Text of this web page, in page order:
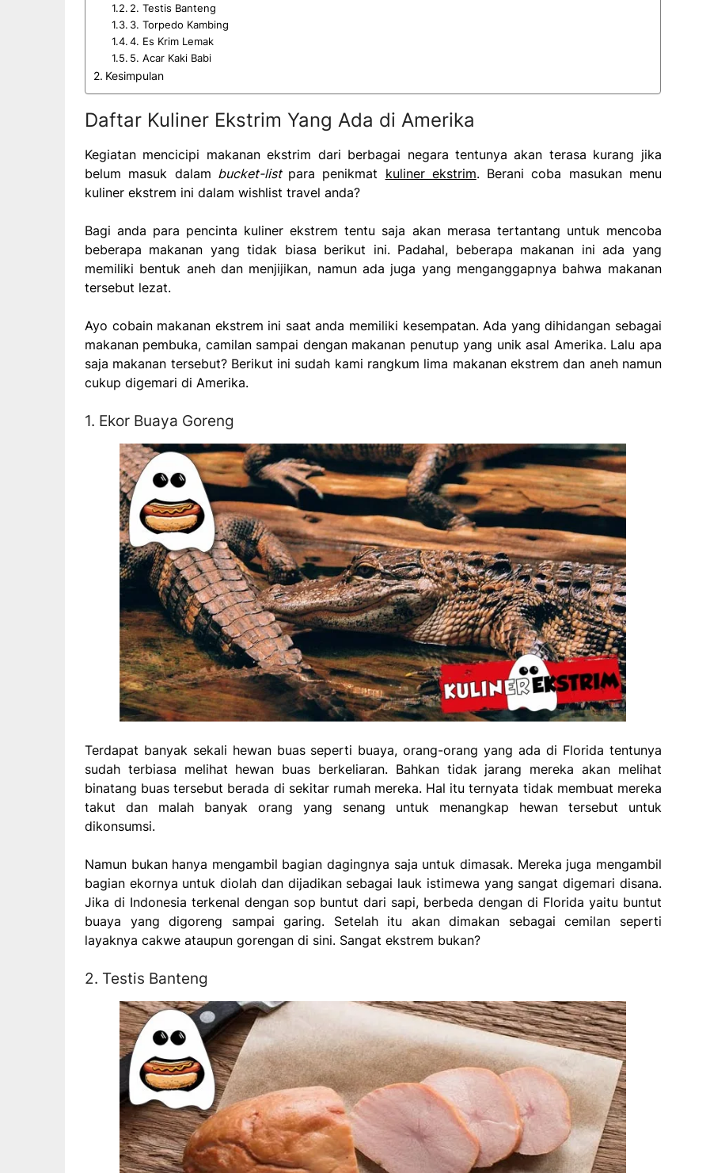
2. Testis Banteng
3. Torpedo Kambing
4. Es Krim Lemak
5. Acar Kaki Babi
Kesimpulan
Daftar Kuliner Ekstrim Yang Ada di Amerika
Kegiatan mencicipi makanan ekstrim dari berbagai negara tentunya akan terasa kurang jika
belum masuk dalam bucket-list para penikmat kuliner ekstrim. Berani coba masukan menu
kuliner ekstrem ini dalam wishlist travel anda?
Bagi anda para pencinta kuliner ekstrem tentu saja akan merasa tertantang untuk mencoba
beberapa makanan yang tidak biasa berikut ini. Padahal, beberapa makanan ini ada yang
memiliki bentuk aneh dan menjijikan, namun ada juga yang menganggapnya bahwa makanan
tersebut lezat.
Ayo cobain makanan ekstrem ini saat anda memiliki kesempatan. Ada yang dihidangan sebagai
makanan pembuka, camilan sampai dengan makanan penutup yang unik asal Amerika. Lalu apa
saja makanan tersebut? Berikut ini sudah kami rangkum lima makanan ekstrem dan aneh namun
cukup digemari di Amerika.
1. Ekor Buaya Goreng
Terdapat banyak sekali hewan buas seperti buaya, orang-orang yang ada di Florida tentunya
sudah terbiasa melihat hewan buas berkeliaran. Bahkan tidak jarang mereka akan melihat
binatang buas tersebut berada di sekitar rumah mereka. Hal itu ternyata tidak membuat mereka
takut dan malah banyak orang yang senang untuk menangkap hewan tersebut untuk
dikonsumsi.
Namun bukan hanya mengambil bagian dagingnya saja untuk dimasak. Mereka juga mengambil
bagian ekornya untuk diolah dan dijadikan sebagai lauk istimewa yang sangat digemari disana.
Jika di Indonesia terkenal dengan sop buntut dari sapi, berbeda dengan di Florida yaitu buntut
buaya yang digoreng sampai garing. Setelah itu akan dimakan sebagai cemilan seperti
layaknya cakwe ataupun gorengan di sini. Sangat ekstrem bukan?
2. Testis Banteng